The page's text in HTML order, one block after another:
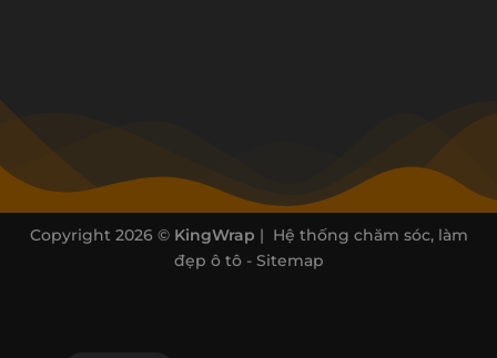
Copyright 2026 © KingWrap | Hệ thống chăm sóc, làm
đẹp ô tô - Sitemap